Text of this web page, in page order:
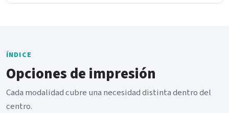
ÍNDICE
Opciones de impresión
Cada modalidad cubre una necesidad distinta dentro del
centro.